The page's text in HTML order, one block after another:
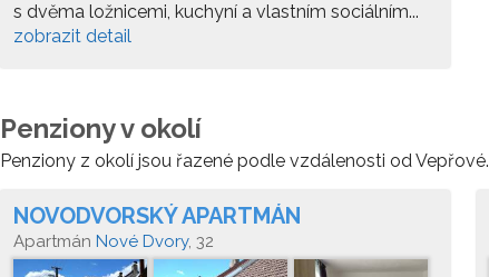
s dvěma ložnicemi, kuchyní a vlastním sociálním...
zobrazit detail
Penziony v okolí
Penziony z okolí jsou řazené podle vzdálenosti od Vepřové.
NOVODVORSKÝ APARTMÁN
Apartmán Nové Dvory, 32